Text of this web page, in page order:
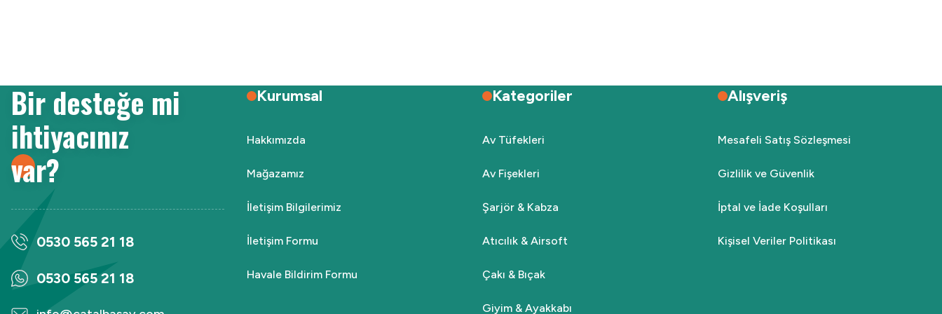
Bu ürüne benzer farklı alternatifler olmalı.
Bir desteğe mi
ihtiyacınız
var?
0530 565 21 18
0530 565 21 18
Kurumsal
Hakkımızda
Mağazamız
İletişim Bilgilerimiz
İletişim Formu
Havale Bildirim Formu
Kategoriler
Av Tüfekleri
Av Fişekleri
Şarjör & Kabza
Atıcılık & Airsoft
Çakı & Bıçak
Giyim & Ayakkabı
Alışveriş
Mesafeli Satış Sözleşmesi
Gizlilik ve Güvenlik
İptal ve İade Koşulları
Kişisel Veriler Politikası